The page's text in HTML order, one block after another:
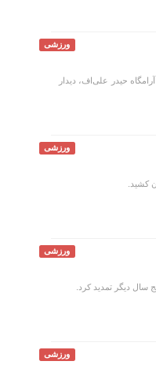
ورزشی
حیدر علی‌اف، دیدار
ورزشی
کشید.
ورزشی
سال دیگر تمدید کرد.
ورزشی